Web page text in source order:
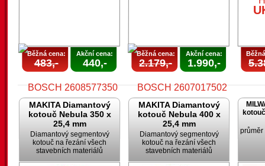
Běžná cena:
483,-
Akční cena:
440,-
Běžná cena:
2.179,-
Akční cena:
1.990,-
MAKITA Diamantový
kotouč Nebula 350 x
25,4 mm
Diamantový segmentový
kotouč na řezání všech
stavebních materiálů
MAKITA Diamantový
kotouč Nebula 400 x
25,4 mm
Diamantový segmentový
kotouč na řezání všech
stavebních materiálů
průměr